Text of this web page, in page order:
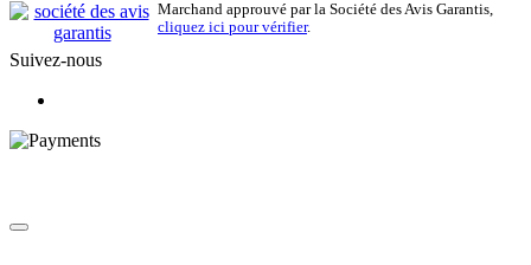
Marchand approuvé par la Société des Avis Garantis,
cliquez ici pour vérifier.
Suivez-nous